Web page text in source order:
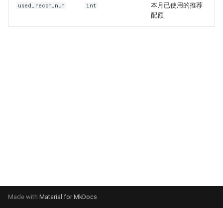
used_recom_num int
本月已使用的推荐
配额
Made with Material for MkDocs